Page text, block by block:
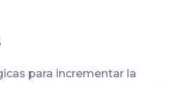
para incrementar la